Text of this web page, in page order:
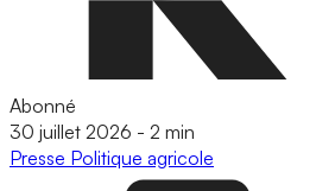
Abonné
30 juillet 2026 - 2 min
Presse Politique agricole